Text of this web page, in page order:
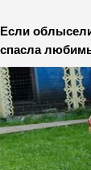
Если
спасла